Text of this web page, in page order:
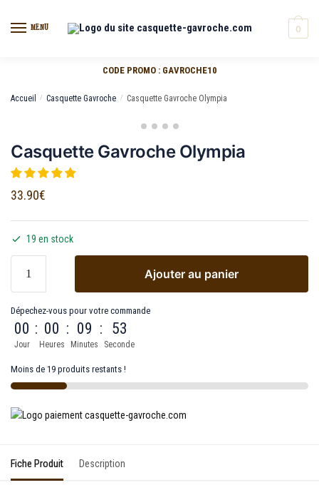
MENU 0
CODE PROMO : GAVROCHE10
Accueil / Casquette Gavroche / Casquette Gavroche Olympia
Casquette Gavroche Olympia
33.90€
19 en stock
Ajouter au panier
Dépechez-vous pour votre commande
00
Jour
: 00
Heures
: 09
Minutes
: 53
Seconde
Moins de 19 produits restants !
Fiche Produit Description